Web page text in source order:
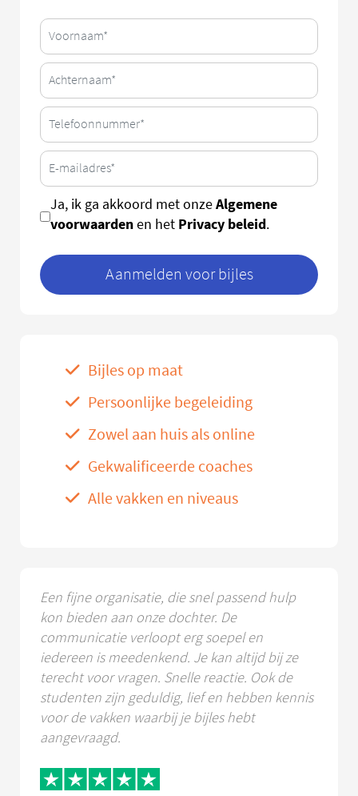
Ja, ik ga akkoord met onzeAlgemene
voorwaardenen het Privacy beleid.
Aanmelden voor bijles
Bijles op maat
Persoonlijke begeleiding
Zowel aan huis als online
Gekwalificeerde coaches
Alle vakken en niveaus
Een fijne organisatie, die snel passend hulp
kon bieden aan onze dochter. De
communicatie verloopt erg soepel en
iedereen is meedenkend. Je kan altijd bij ze
terecht voor vragen. Snelle reactie. Ook de
studenten zijn geduldig, lief en hebben kennis
voor de vakken waarbij je bijles hebt
aangevraagd.